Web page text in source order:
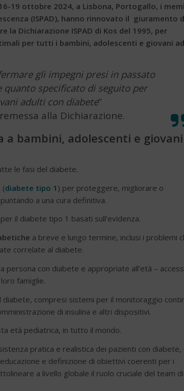
19 ottobre 2024, a Lisbona, Portogallo, i
(ISPAD), hanno rinnovato il giuramento
Dichiarazione ISPAD di Kos del 1995, per
per tutti i bambini, adolescenti e giovani
gli impegni presi in passato
specificato di seguito per
adulti con diabete”
alla Dichiarazione.
a bambini, adolescenti e giovani
le fasi del diabete.
(diabete tipo 1 ) per proteggere, migliorare o
a una cura definitiva.
il diabete tipo 1 basati sull’evidenza.
a breve e lungo termine, inclusi i problemi
correlate al diabete.
persona con diabete e appropriate all’età –
famiglie.
diabete, compresi sistemi per il monitoraggio
di insulina e altri dispositivi.
età pediatrica, in tutto il mondo.
pratica e realistica dei pazienti con diabete,
e definizione di obiettivi coerenti per i
a livello globale il ruolo cruciale del team di